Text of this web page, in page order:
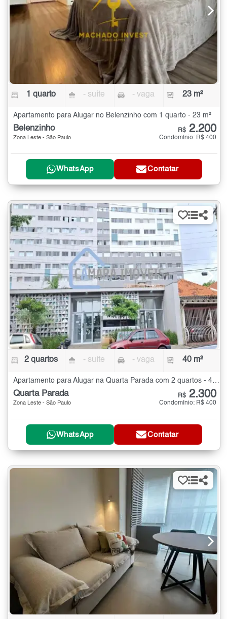
1 quarto - suíte - vaga 23 m²
Apartamento para Alugar no Belenzinho com 1 quarto - 23 m²
Belenzinho
Zona Leste - São Paulo
R$ 2.200
Condomínio: R$ 400
WhatsApp Contatar
2 quartos - suíte - vaga 40 m²
Apartamento para Alugar na Quarta Parada com 2 quartos - 40 m²
Quarta Parada
Zona Leste - São Paulo
R$ 2.300
Condomínio: R$ 400
WhatsApp Contatar